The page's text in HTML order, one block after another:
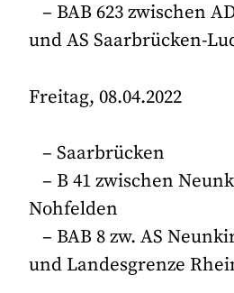
– BAB 623 zwischen
und AS Saarbrücken-
Freitag, 08.04.2022
– Saarbrücken
– B 41 zwischen
Nohfelden
– BAB 8 zw. AS
und Landesgrenze